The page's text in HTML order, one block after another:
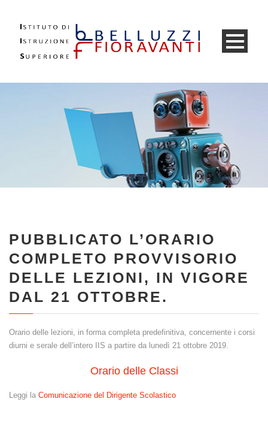
PUBBLICATO L’ORARIO
COMPLETO PROVVISORIO
DELLE LEZIONI, IN VIGORE
DAL 21 OTTOBRE.
Orario delle lezioni, in forma completa predefinitiva, concernente i corsi
diurni e serale dell’intero IIS a partire da lunedì 21 ottobre 2019.
Orario delle Classi
Leggi la Comunicazione del Dirigente Scolastico